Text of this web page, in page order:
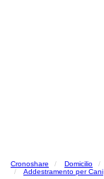
Cronoshare Domicilio
Addestramento per Cani